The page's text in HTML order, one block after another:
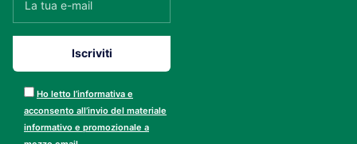
Ho letto l’informativa e
acconsento all’invio del materiale
informativo e promozionale a